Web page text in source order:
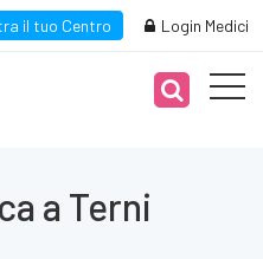
il tuo Centro Login Medici
a Terni